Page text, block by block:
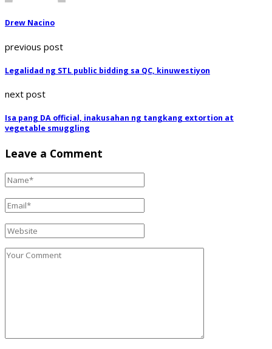
Drew Nacino
previous post
Legalidad ng STL public bidding sa QC, kinuwestiyon
next post
Isa pang DA official, inakusahan ng tangkang extortion at
vegetable smuggling
Leave a Comment